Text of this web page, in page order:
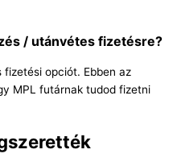
/ utánvétes fizetésre?
fizetési opciót. Ebben az
MPL futárnak tudod fizetni